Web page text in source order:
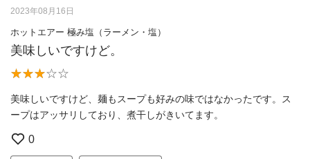
2023年08月16日
ホットエアー 極み塩（ラーメン・塩）
美味しいですけど。
美味しいですけど、麺もスープも好みの味ではなかったです。ス
ープはアッサリしており、煮干しがきいてます。
0